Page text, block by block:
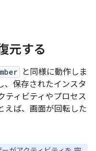
元する
と同様に動作しま
、保存されたインスタ
ティビティやプロセス
えば、画面が回転した